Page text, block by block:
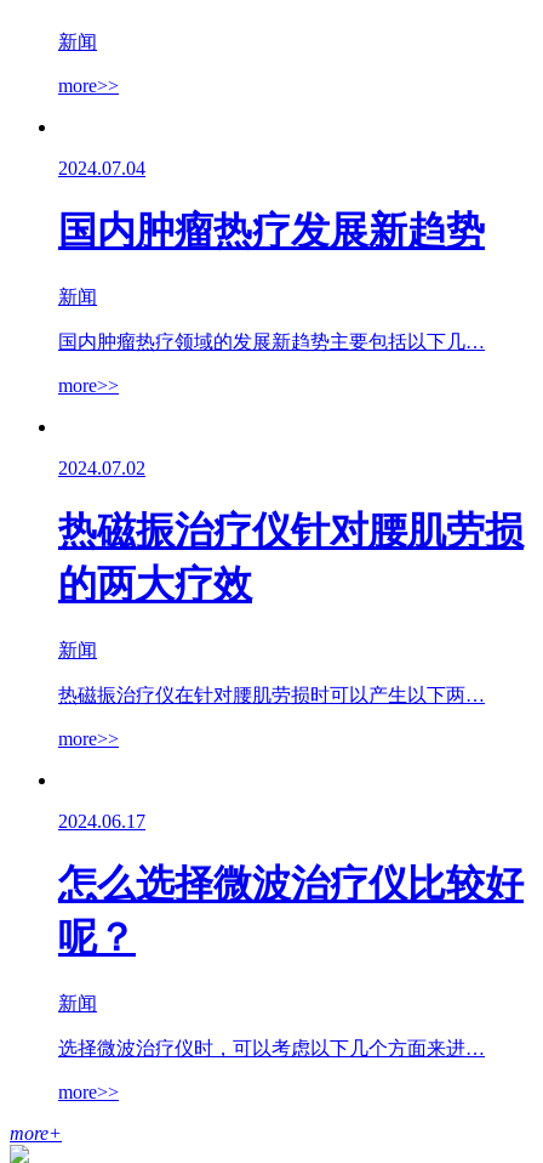
新闻
more>>
2024.07.04
国内肿瘤热疗发展新趋势
新闻
国内肿瘤热疗领域的发展新趋势主要包括以下几…
more>>
2024.07.02
热磁振治疗仪针对腰肌劳损
的两大疗效
新闻
热磁振治疗仪在针对腰肌劳损时可以产生以下两…
more>>
2024.06.17
怎么选择微波治疗仪比较好
呢？
新闻
选择微波治疗仪时，可以考虑以下几个方面来进…
more>>
more+